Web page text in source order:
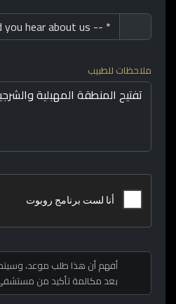
ملاحظات للطبيب
أفهم أن هذا طلب موعد، وسيتم
بعد مكالمة تأكيد من مستشفى